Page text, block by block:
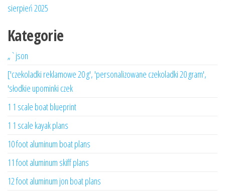
sierpień 2025
Kategorie
„`json
['czekoladki reklamowe 20 g', 'personalizowane czekoladki 20 gram',
'słodkie upominki czek
1 1 scale boat blueprint
1 1 scale kayak plans
10 foot aluminum boat plans
11 foot aluminum skiff plans
12 foot aluminum jon boat plans